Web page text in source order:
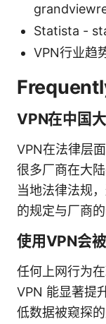
Statista -
VPN行业趋
VPN在中国
VPN在法律层
很多厂商在大
当地法律法规
的规定与厂商的
使用VPN会被
任何上网行为
VPN 能显著提
低数据被窥探